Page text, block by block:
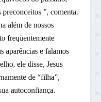
preconceitos ”, comenta.
além de nossos
freqüentemente
aparências e falamos
ele disse, Jesus
de “filha”,
autoconfiança.